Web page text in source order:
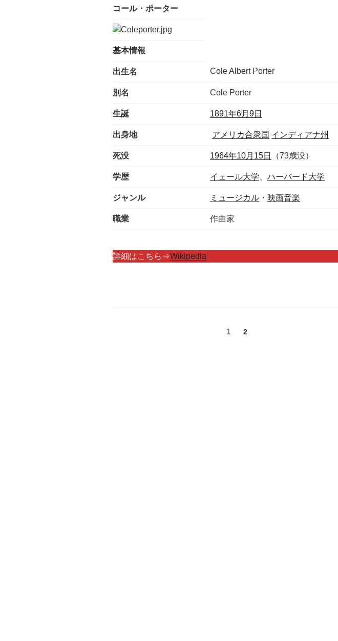
コール・ポーター
基本情報
出生名 Cole Albert Porter
別名 Cole Porter
生誕 1891年6月9日
出身地 アメリカ合衆国 インディアナ州
死没 1964年10月15日 （73歳没）
学歴 イェール大学 ハーバード大学
ジャンル ミュージカル ・ 映画音楽
職業 作曲家
詳細はこちら⇒Wikipedia
固
1
固
2